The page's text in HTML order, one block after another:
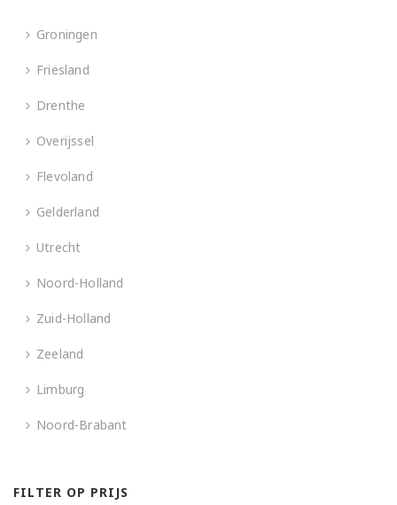
Groningen
Friesland
Drenthe
Overijssel
Flevoland
Gelderland
Utrecht
Noord-Holland
Zuid-Holland
Zeeland
Limburg
Noord-Brabant
FILTER OP PRIJS